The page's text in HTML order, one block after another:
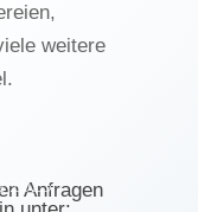
weitere
Anfragen
2023